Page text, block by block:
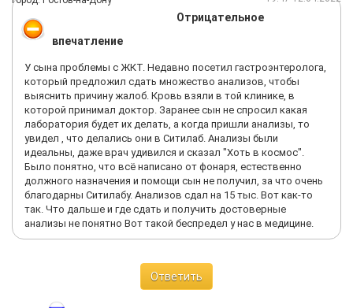
Отрицательное
впечатление
У сына проблемы с ЖКТ. Недавно посетил гастроэнтеролога,
который предложил сдать множество анализов, чтобы
выяснить причину жалоб. Кровь взяли в той клинике, в
которой принимал доктор. Заранее сын не спросил какая
лаборатория будет их делать, а когда пришли анализы, то
увидел , что делались они в Ситилаб. Анализы были
идеальны, даже врач удивился и сказал "Хоть в космос".
Было понятно, что всё написано от фонаря, естественно
должного назначения и помощи сын не получил, за что очень
благодарны Ситилабу. Анализов сдал на 15 тыс. Вот как-то
так. Что дальше и где сдать и получить достоверные
анализы не понятно Вот такой беспредел у нас в медицине.
Ответить